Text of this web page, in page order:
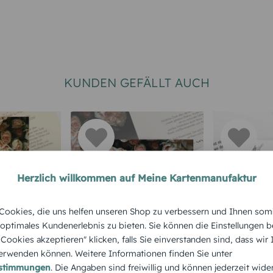
KUNDEN GEFÄLLT AUCH
hoch
DANKSAGUNG TRAUER
Trauerdanksagung
Trauer Rosen quer
Tree quer
Herzlich willkommen auf Meine Kartenmanufaktur
die uns helfen unseren Shop zu verbessern und Ihnen
Kundenerlebnis zu bieten. Sie können die Einstellungen
akzeptieren" klicken, falls Sie einverstanden sind, dass
können. Weitere Informationen finden Sie unter
. Die Angaben sind freiwillig und können jederzeit